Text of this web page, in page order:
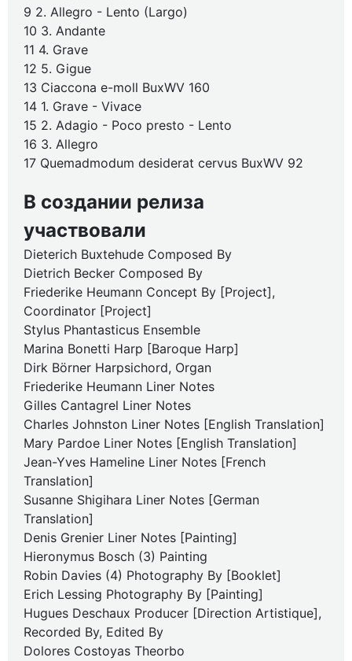
9 2. Allegro - Lento (Largo)
10 3. Andante
11 4. Grave
12 5. Gigue
13 Ciaccona e-moll BuxWV 160
14 1. Grave - Vivace
15 2. Adagio - Poco presto - Lento
16 3. Allegro
17 Quemadmodum desiderat cervus BuxWV 92
В создании релиза
участвовали
Dieterich Buxtehude Composed By
Dietrich Becker Composed By
Friederike Heumann Concept By [Project],
Coordinator [Project]
Stylus Phantasticus Ensemble
Marina Bonetti Harp [Baroque Harp]
Dirk Börner Harpsichord, Organ
Friederike Heumann Liner Notes
Gilles Cantagrel Liner Notes
Charles Johnston Liner Notes [English Translation]
Mary Pardoe Liner Notes [English Translation]
Jean-Yves Hameline Liner Notes [French
Translation]
Susanne Shigihara Liner Notes [German
Translation]
Denis Grenier Liner Notes [Painting]
Hieronymus Bosch (3) Painting
Robin Davies (4) Photography By [Booklet]
Erich Lessing Photography By [Painting]
Hugues Deschaux Producer [Direction Artistique],
Recorded By, Edited By
Dolores Costoyas Theorbo